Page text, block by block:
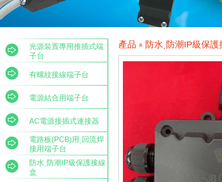
光源裝置專用推插式端
子台
有螺紋接線端子台
電源結合用端子台
AC電源接插式連接器
電路板(PCB)用ˎ回流焊
接用端子台
防水ˎ防潮IP級保護接線
盒
產品 » 防水ˎ防潮IP級保